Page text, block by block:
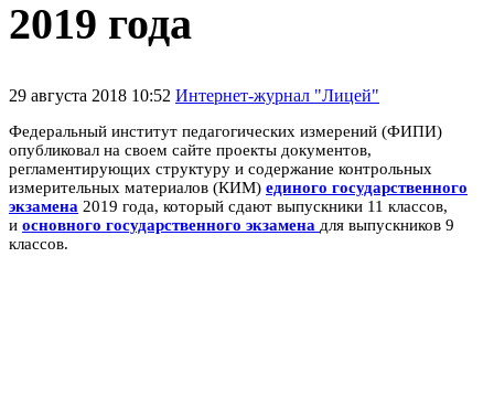
2019 года
29 августа 2018 10:52 Интернет-журнал "Лицей"
Федеральный институт педагогических измерений (ФИПИ)
опубликовал на своем сайте проекты документов,
регламентирующих структуру и содержание контрольных
измерительных материалов (КИМ) единого государственного
экзамена 2019 года, который сдают выпускники 11 классов,
и основного государственного экзамена для выпускников 9
классов.